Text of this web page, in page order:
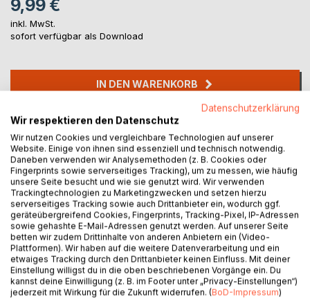
9,99 €
inkl. MwSt.
sofort verfügbar als Download
IN DEN WARENKORB
Auf die Merkliste
Titel bewerten
BESCHREIBUNG
In deze gids willen we nieuwkomers op de aandelenmarkt
een duidelijk overzicht bieden van de verschillende
Datenschutzerklärung
Wir respektieren den Datenschutz
Wir nutzen Cookies und vergleichbare Technologien auf unserer
Website. Einige von ihnen sind essenziell und technisch notwendig.
Daneben verwenden wir Analysemethoden (z. B. Cookies oder
Fingerprints sowie serverseitiges Tracking), um zu messen, wie häufig
unsere Seite besucht und wie sie genutzt wird. Wir verwenden
Trackingtechnologien zu Marketingzwecken und setzen hierzu
serverseitiges Tracking sowie auch Drittanbieter ein, wodurch ggf.
geräteübergreifend Cookies, Fingerprints, Tracking-Pixel, IP-Adressen
sowie gehashte E-Mail-Adressen genutzt werden. Auf unserer Seite
betten wir zudem Drittinhalte von anderen Anbietern ein (Video-
Plattformen). Wir haben auf die weitere Datenverarbeitung und ein
etwaiges Tracking durch den Drittanbieter keinen Einfluss. Mit deiner
Einstellung willigst du in die oben beschriebenen Vorgänge ein. Du
kannst deine Einwilligung (z. B. im Footer unter „Privacy-Einstellungen“)
jederzeit mit Wirkung für die Zukunft widerrufen. (BoD-Impressum)